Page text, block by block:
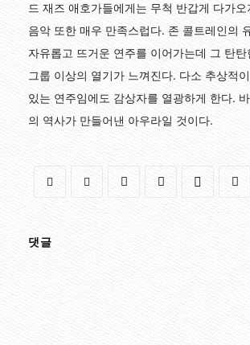
드 재즈 애호가들에게는 무척 반갑게 다가
음악 또한 매우 만족스럽다. 존 콜트레인의
자유롭고 뜨거운 연주를 이어가는데 그 탄
그룹 이상의 열기가 느껴진다. 다소 추상적
있는 연주임에도 감상자를 열광하게 한다.
의 역사가 만들어낸 아우라일 것이다.
댓글